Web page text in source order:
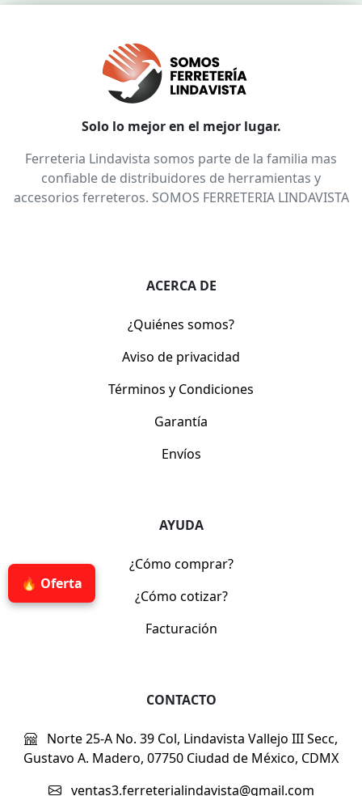
🔥 Oferta
Solo lo mejor en el mejor lugar.
Ferreteria Lindavista somos parte de la familia mas
confiable de distribuidores de herramientas y
accesorios ferreteros. SOMOS FERRETERIA LINDAVISTA
ACERCA DE
¿Quiénes somos?
Aviso de privacidad
Términos y Condiciones
Garantía
Envíos
AYUDA
¿Cómo comprar?
¿Cómo cotizar?
Facturación
CONTACTO
Norte 25-A No. 39 Col, Lindavista Vallejo III Secc,
Gustavo A. Madero, 07750 Ciudad de México, CDMX
ventas3.ferreterialindavista@gmail.com